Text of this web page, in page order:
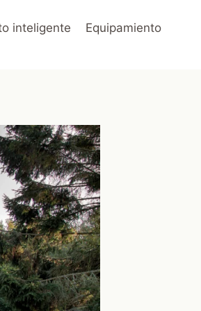
inteligente Equipamiento